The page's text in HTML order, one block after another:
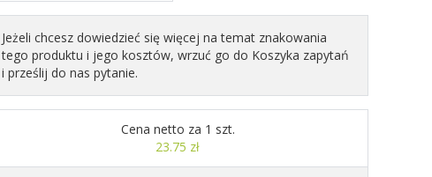
Jeżeli chcesz dowiedzieć się więcej na temat znakowania
tego produktu i jego kosztów, wrzuć go do Koszyka zapytań
i prześlij do nas pytanie.
Cena netto za 1 szt.
23.75 zł